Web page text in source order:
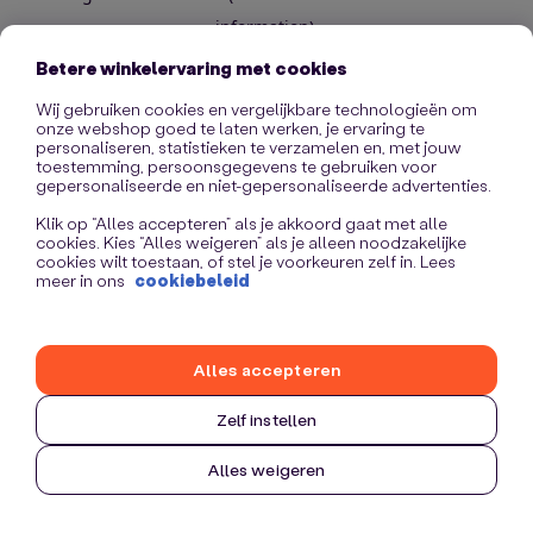
information).
Betere winkelervaring met cookies
Wij gebruiken cookies en vergelijkbare technologieën om
onze webshop goed te laten werken, je ervaring te
personaliseren, statistieken te verzamelen en, met jouw
toestemming, persoonsgegevens te gebruiken voor
gepersonaliseerde en niet-gepersonaliseerde advertenties.
Klik op “Alles accepteren” als je akkoord gaat met alle
cookies. Kies “Alles weigeren” als je alleen noodzakelijke
cookies wilt toestaan, of stel je voorkeuren zelf in. Lees
meer in ons cookiebeleid
Zelf instellen
Alles weigeren
Alles accepteren